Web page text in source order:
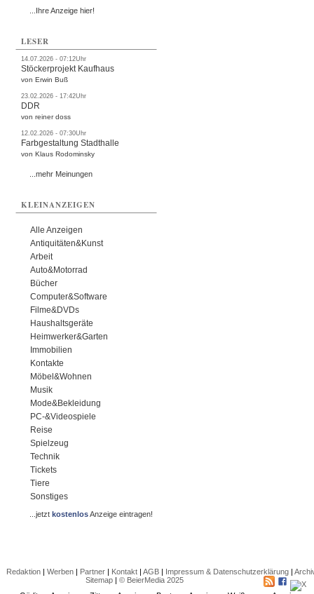
...Ihre Anzeige hier!
LESER
14.07.2026 - 07:12Uhr
Stöckerprojekt Kaufhaus
von Erwin Buß
23.02.2026 - 17:42Uhr
DDR
von reiner doss
12.02.2026 - 07:30Uhr
Farbgestaltung Stadthalle
von Klaus Rodominsky
...mehr Meinungen
KLEINANZEIGEN
Alle Anzeigen
Antiquitäten&Kunst
Arbeit
Auto&Motorrad
Bücher
Computer&Software
Filme&DVDs
Haushaltsgeräte
Heimwerker&Garten
Immobilien
Kontakte
Möbel&Wohnen
Musik
Mode&Bekleidung
PC-&Videospiele
Reise
Spielzeug
Technik
Tickets
Tiere
Sonstiges
...jetztkostenlosAnzeige eintragen!
Redaktion| Werben| Partner| Kontakt| AGB| Impressum & Datenschutzerklärung|
Sitemap |© BeierMedia 2025